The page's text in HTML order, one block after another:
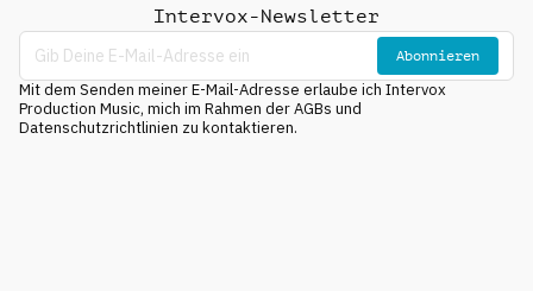
Intervox-Newsletter
Abonnieren
Mit dem Senden meiner E-Mail-Adresse erlaube ich Intervox
Production Music, mich im Rahmen der AGBs und
Datenschutzrichtlinien zu kontaktieren.